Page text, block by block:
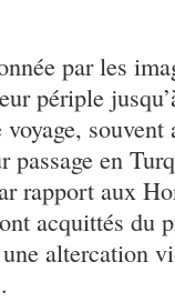
par les
périple
souvent
en
rapport aux
acquittés du
altercation